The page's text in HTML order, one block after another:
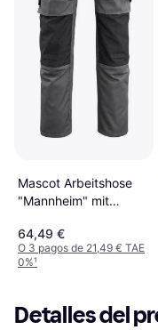
Mascot Arbeitshose
"Mannheim" mit
Schwarz 82C51
64,49 €
O 3 pagos de 21,49 € TAE
0%¹
Detalles del